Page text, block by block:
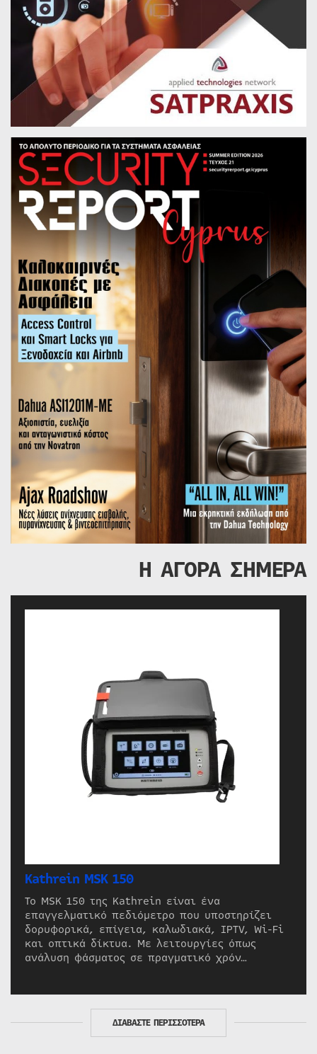
Η ΑΓΟΡΑ ΣΗΜΕΡΑ
Kathrein MSK 150
Το MSK 150 της Kathrein είναι ένα
επαγγελματικό πεδιόμετρο που υποστηρίζει
δορυφορικά, επίγεια, καλωδιακά, IPTV, Wi-Fi
και οπτικά δίκτυα. Με λειτουργίες όπως
ανάλυση φάσματος σε πραγματικό χρόν…
ΔΙΑΒΑΣΤΕ ΠΕΡΙΣΣΟΤΕΡΑ